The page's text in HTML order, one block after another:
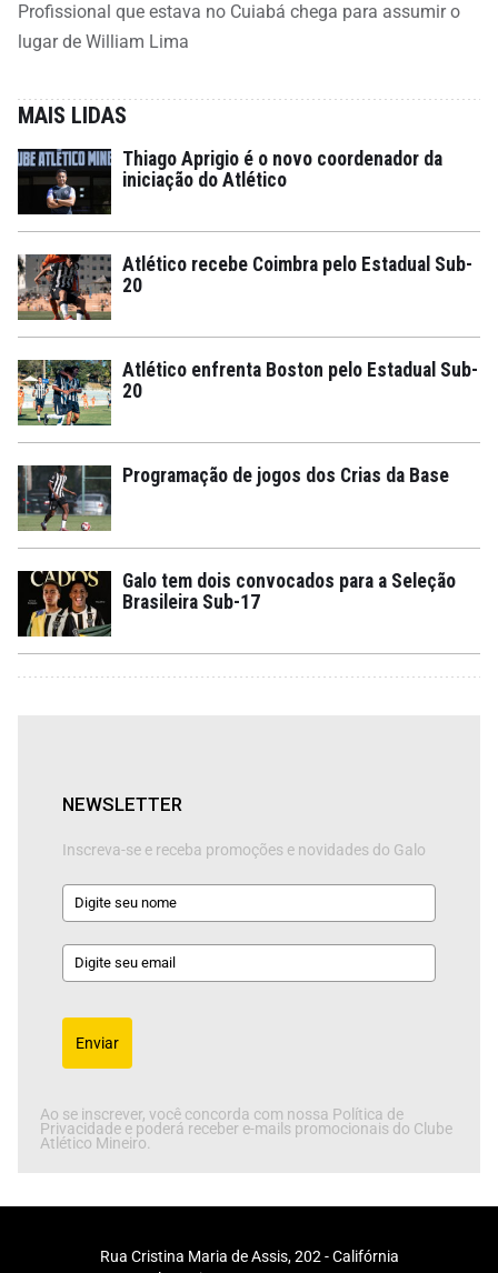
Profissional que estava no Cuiabá chega para assumir o
lugar de William Lima
MAIS LIDAS
Thiago Aprigio é o novo coordenador da
iniciação do Atlético
Atlético recebe Coimbra pelo Estadual Sub-
20
Atlético enfrenta Boston pelo Estadual Sub-
20
Programação de jogos dos Crias da Base
Galo tem dois convocados para a Seleção
Brasileira Sub-17
NEWSLETTER
Inscreva-se e receba promoções e novidades do Galo
Enviar
Ao se inscrever, você concorda com nossa Política de
Privacidade e poderá receber e-mails promocionais do Clube
Atlético Mineiro.
Rua Cristina Maria de Assis, 202 - Califórnia